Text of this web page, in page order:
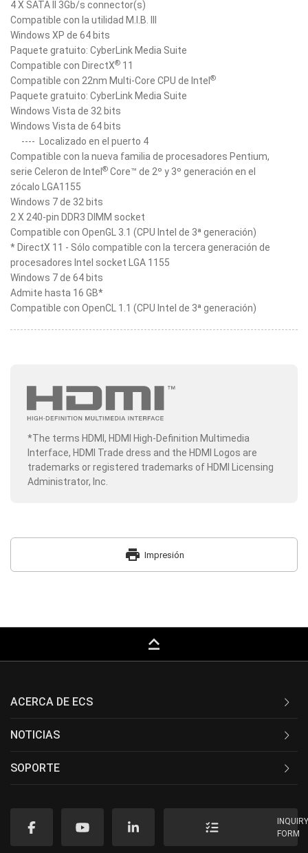
4 X SATA II 3Gb/s connector(s)
Compatible con la utilidad M.I.B. III
Windows XP de 64 bits
Paquete gratuito: CyberLink Media Suite
Compatible con DirectX® 11
Compatible con 22nm Multi-Core CPU de Intel ®
Paquete gratuito: CyberLink Media Suite
Windows Vista de 32 bits
Windows Vista de 64 bits
----
Localizado en el puerto 4
Compatible con la nueva familia de procesadores Pentium,
serie Celeron de Intel ® Core™ de 2º y 3º generación en el
zócalo LGA1155
Windows 7 de 32 bits
2 X 240-pin DDR3 DIMM socket
Compatible con OpenGL 3.1 (CPU Intel de 3ª generación)
* DirectX 11 - Sólo compatible con la tercera generación de
procesadores Intel socket LGA 1155
Windows 7 de 64 bits
Admite hasta 16 GB*
Compatible con OpenCL 1.1 (CPU Intel de 3ª generación)
*The terms HDMI, HDMI High-Definition Multimedia
Interface, HDMI Trade dress and the HDMI Logos are
trademarks or registered trademarks of HDMI Licensing
Administrator, Inc.
print Impresión
keyboard_capslock
ACERCA DE ECS
NOTICIAS
SOPORTE
FORM